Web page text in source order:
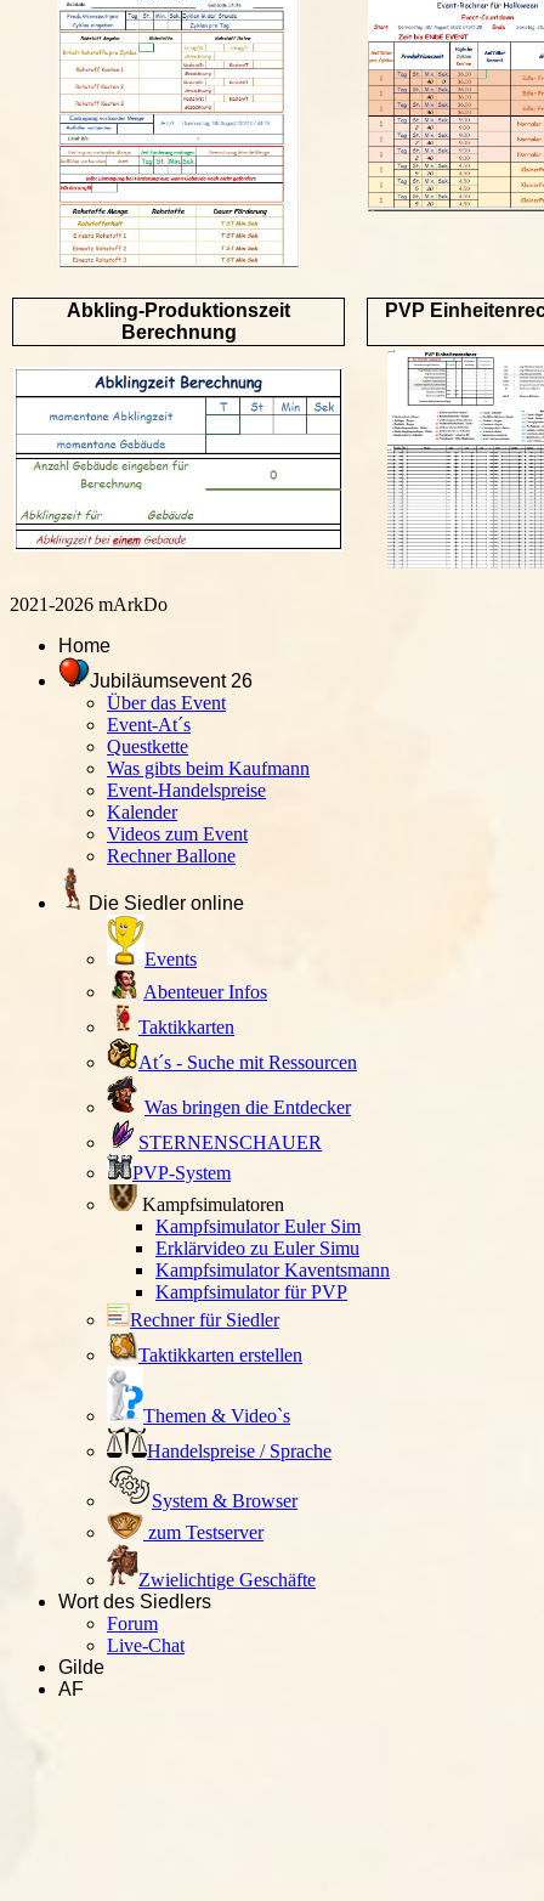
Abkling-Produktionszeit
Berechnung
PVP
2021-2026 mArkDo
Home
Jubiläumsevent 26
Über das Event
Event-At´s
Questkette
Was gibts beim Kaufmann
Event-Handelspreise
Kalender
Videos zum Event
Rechner Ballone
Die Siedler online
Events
Abenteuer Infos
Taktikkarten
At´s - Suche mit Ressourcen
Was bringen die Entdecker
STERNENSCHAUER
PVP-System
Kampfsimulatoren
Kampfsimulator Euler Sim
Erklärvideo zu Euler Simu
Kampfsimulator Kaventsmann
Kampfsimulator für PVP
Rechner für Siedler
Taktikkarten erstellen
Themen & Video`s
Handelspreise / Sprache
System & Browser
zum Testserver
Zwielichtige Geschäfte
Wort des Siedlers
Forum
Live-Chat
Gilde
AF